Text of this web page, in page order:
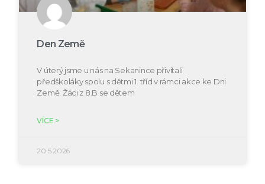
Den Země
V úterý jsme u nás na Sekanince přivítali
předškoláky spolu s dětmi 1. tříd v rámci akce ke Dni
Země. Žáci z 8.B se dětem
VÍCE >
20.5.2026